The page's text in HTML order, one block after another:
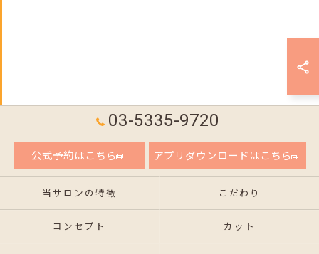
03-5335-9720
公式予約はこちら アプリダウンロードはこちら
当サロンの特徴 こだわり
コンセプト カット